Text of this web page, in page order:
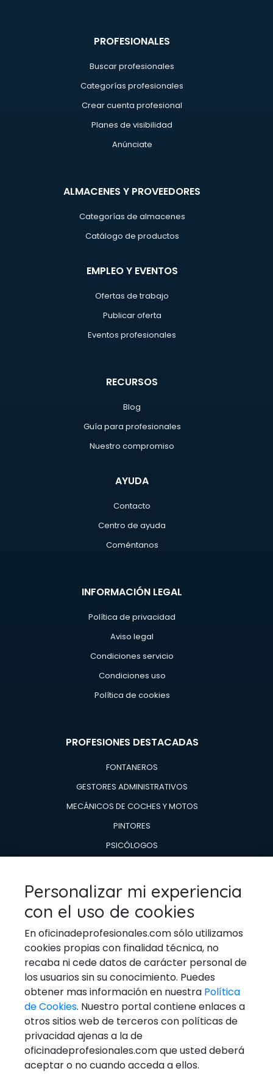
PROFESIONALES
Buscar profesionales
Categorías profesionales
Crear cuenta profesional
Planes de visibilidad
Anúnciate
ALMACENES Y PROVEEDORES
Categorías de almacenes
Catálogo de productos
EMPLEO Y EVENTOS
Ofertas de trabajo
Publicar oferta
Eventos profesionales
RECURSOS
Blog
Guía para profesionales
Nuestro compromiso
AYUDA
Contacto
Centro de ayuda
Coméntanos
INFORMACIÓN LEGAL
Política de privacidad
Aviso legal
Condiciones servicio
Condiciones uso
Política de cookies
PROFESIONES DESTACADAS
FONTANEROS
GESTORES ADMINISTRATIVOS
MECÁNICOS DE COCHES Y MOTOS
PINTORES
PSICÓLOGOS
TÉCNICOS EN REPARACIÓN DE
ELECTRODOMESTICOS
VETERINARIOS
Ponerse En Contacto
Email: general@oficinadeprofesionales.com
Redes Sociales
Personalizar mi experiencia
con el uso de cookies
En oficinadeprofesionales.com sólo utilizamos
cookies propias con finalidad técnica, no
recaba ni cede datos de carácter personal de
los usuarios sin su conocimiento. Puedes
obtener mas información en nuestra Política
de Cookies. Nuestro portal contiene enlaces a
otros sitios web de terceros con políticas de
privacidad ajenas a la de
oficinadeprofesionales.com que usted deberá
aceptar o no cuando acceda a ellos.